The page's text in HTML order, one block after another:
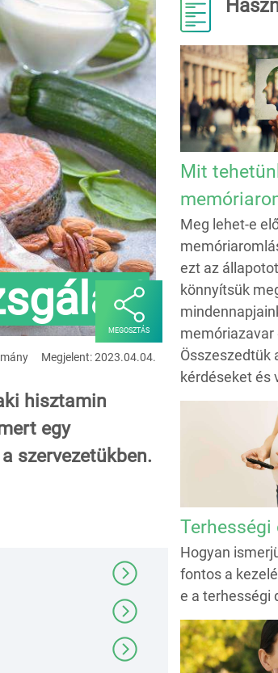
MEGOSZTÁS
Megjelent: 2023.04.04.
hisztamin
egy
szervezetükben.
Mit
Meg lehet-e
ezt az
könnyítsük
memóriazavar
Összeszedtük
kérdéseket és
Terhességi
Hogyan
fontos a
e a terhességi